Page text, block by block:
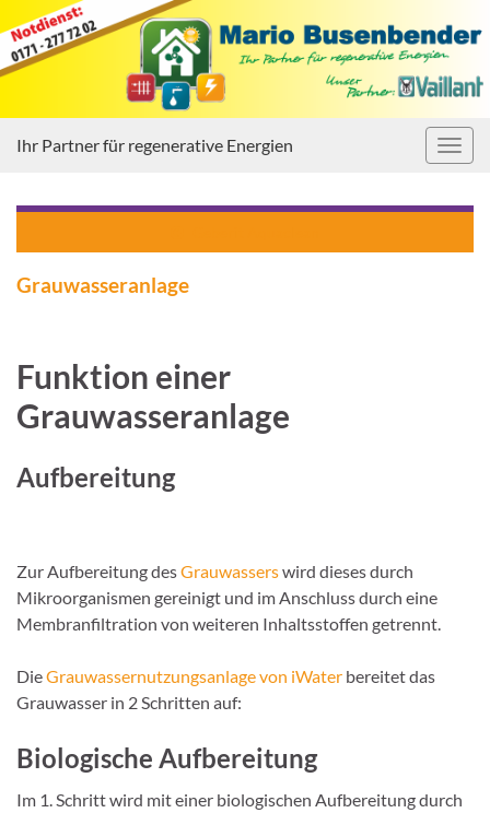
Ihr Partner für regenerative Energien
Grauwasseranlage
Funktion einer
Grauwasseranlage
Aufbereitung
Zur Aufbereitung desGrauwasserswird dieses durch
Mikroorganismen gereinigt und im Anschluss durch eine
Membranfiltration von weiteren Inhaltsstoffen getrennt.
DieGrauwassernutzungsanlage von iWater bereitet das
Grauwasser in 2 Schritten auf:
Biologische Aufbereitung
Im 1. Schritt wird mit einer biologischen Aufbereitung durch